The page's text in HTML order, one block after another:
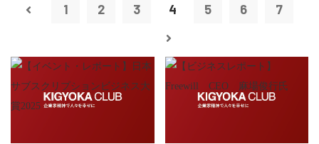
1 2 3 4 5 6 7